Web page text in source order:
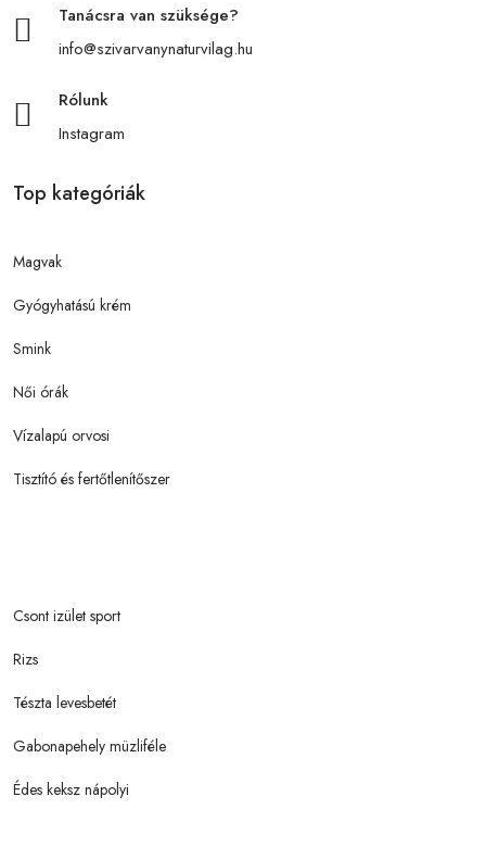
Tanácsra van szüksége?
info@szivarvanynaturvilag.hu
Rólunk
Instagram
Top kategóriák
Magvak
Gyógyhatású krém
Smink
Női órák
Vízalapú orvosi
Tisztító és fertőtlenítőszer
Csont izület sport
Rizs
Tészta levesbetét
Gabonapehely müzliféle
Édes keksz nápolyi